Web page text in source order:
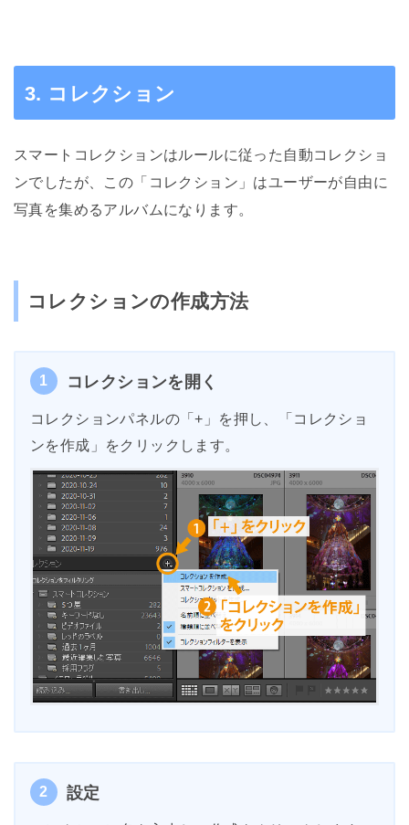
3. コレクション
スマートコレクションはルールに従った自動コレクショ
ンでしたが、この「コレクション」はユーザーが自由に
写真を集めるアルバムになります。
コレクションの作成方法
1 コレクションを開く
コレクションパネルの「+」を押し、「コレクショ
ンを作成」をクリックします。
2 設定